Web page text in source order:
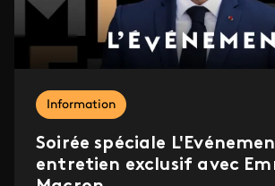
Information
Soirée spéciale
entretien exclusif avec